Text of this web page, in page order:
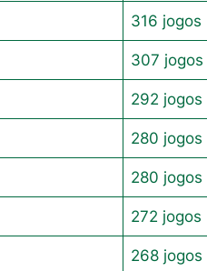
316 jogos
307 jogos
292 jogos
280 jogos
280 jogos
272 jogos
268 jogos